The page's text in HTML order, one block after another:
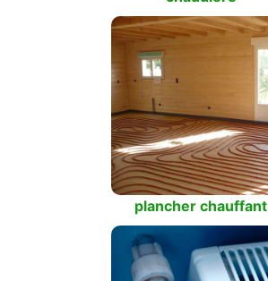
plancher chauffant